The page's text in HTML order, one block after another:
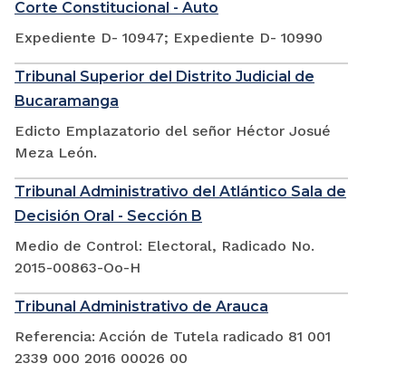
Corte Constitucional - Auto
Expediente D- 10947; Expediente D- 10990
Tribunal Superior del Distrito Judicial de
Bucaramanga
Edicto Emplazatorio del señor Héctor Josué
Meza León.
Tribunal Administrativo del Atlántico Sala de
Decisión Oral - Sección B
Medio de Control: Electoral, Radicado No.
2015-00863-Oo-H
Tribunal Administrativo de Arauca
Referencia: Acción de Tutela radicado 81 001
2339 000 2016 00026 00